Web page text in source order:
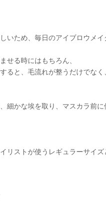
ため、毎日のアイブロウメイ
せる時にはもちろん、
ると、毛流れが整うだけでなく
細かな埃を取り、マスカラ前に
リストが使うレギュラーサイ